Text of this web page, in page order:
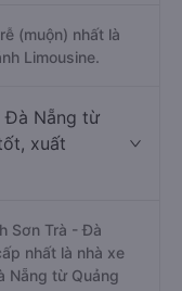
(muộn) nhất là
Limousine.
Đà Nẵng từ
xuất
Sơn Trà - Đà
nhất là nhà xe
Nẵng từ Quảng